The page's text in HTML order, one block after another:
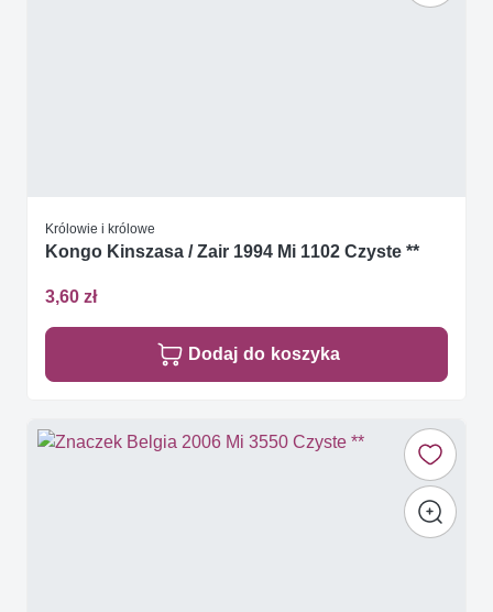
Królowie i królowe
Kongo Kinszasa / Zair 1994 Mi 1102 Czyste **
3,60 zł
Dodaj do koszyka